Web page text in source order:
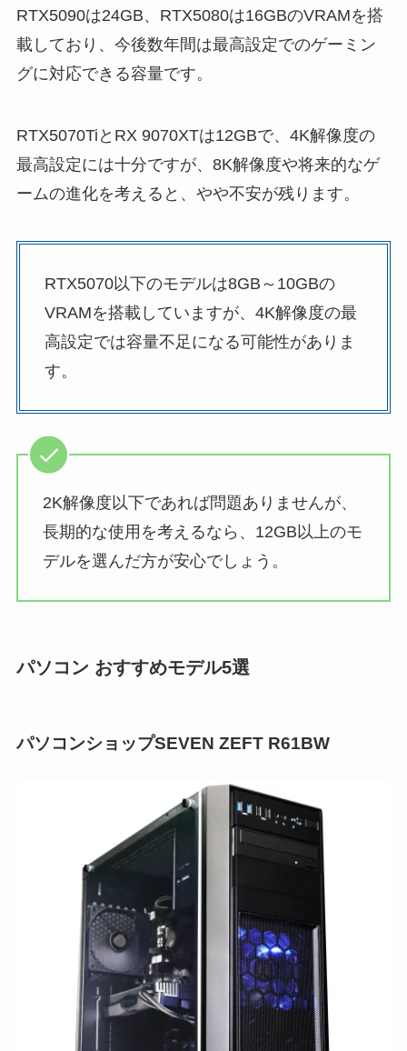
RTX5090は24GB、RTX5080は16GBのVRAMを搭
載しており、今後数年間は最高設定でのゲーミン
グに対応できる容量です。
RTX5070TiとRX 9070XTは12GBで、4K解像度の
最高設定には十分ですが、8K解像度や将来的なゲ
ームの進化を考えると、やや不安が残ります。
RTX5070以下のモデルは8GB～10GBの
VRAMを搭載していますが、4K解像度の最
高設定では容量不足になる可能性がありま
す。
2K解像度以下であれば問題ありませんが、
長期的な使用を考えるなら、12GB以上のモ
デルを選んだ方が安心でしょう。
パソコン おすすめモデル5選
パソコンショップSEVEN ZEFT R61BW